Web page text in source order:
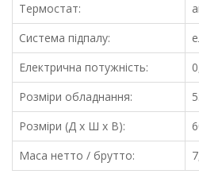
Термостат:
Система підпалу:
Електрична потужність:
Розміри обладнання:
Розміри (Д х Ш х В):
Маса нетто / брутто: